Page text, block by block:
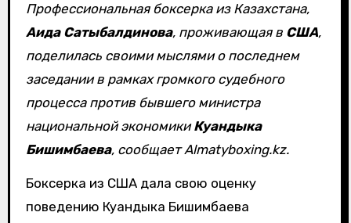
Профессиональная боксерка из Казахстана,
Аида Сатыбалдинова, проживающая в США,
поделилась своими мыслями о последнем
заседании в рамках громкого судебного
процесса против бывшего министра
национальной экономикиКуандыка
Бишимбаева, сообщает Almatyboxing.kz.
Боксерка из США дала свою оценку
поведению Куандыка Бишимбаева